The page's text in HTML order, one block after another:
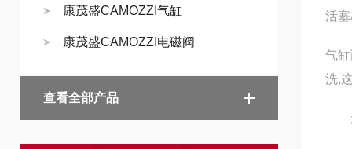
康茂盛CAMOZZI气缸
康茂盛CAMOZZI电磁阀
查看全部产品
活
气
洗,
无